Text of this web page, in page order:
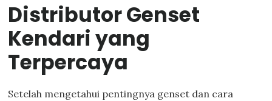
Distributor Genset
Kendari yang
Terpercaya
Setelah mengetahui pentingnya genset dan cara